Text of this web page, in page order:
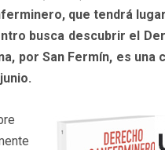
que tendrá
busca descubrir el
por San Fermín, es una